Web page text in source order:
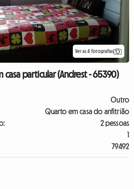
Ver as 4 fotografias
particular (Andrest - 65390)
Outro
Quarto em casa do anfitrião
2 pessoas
1
79492